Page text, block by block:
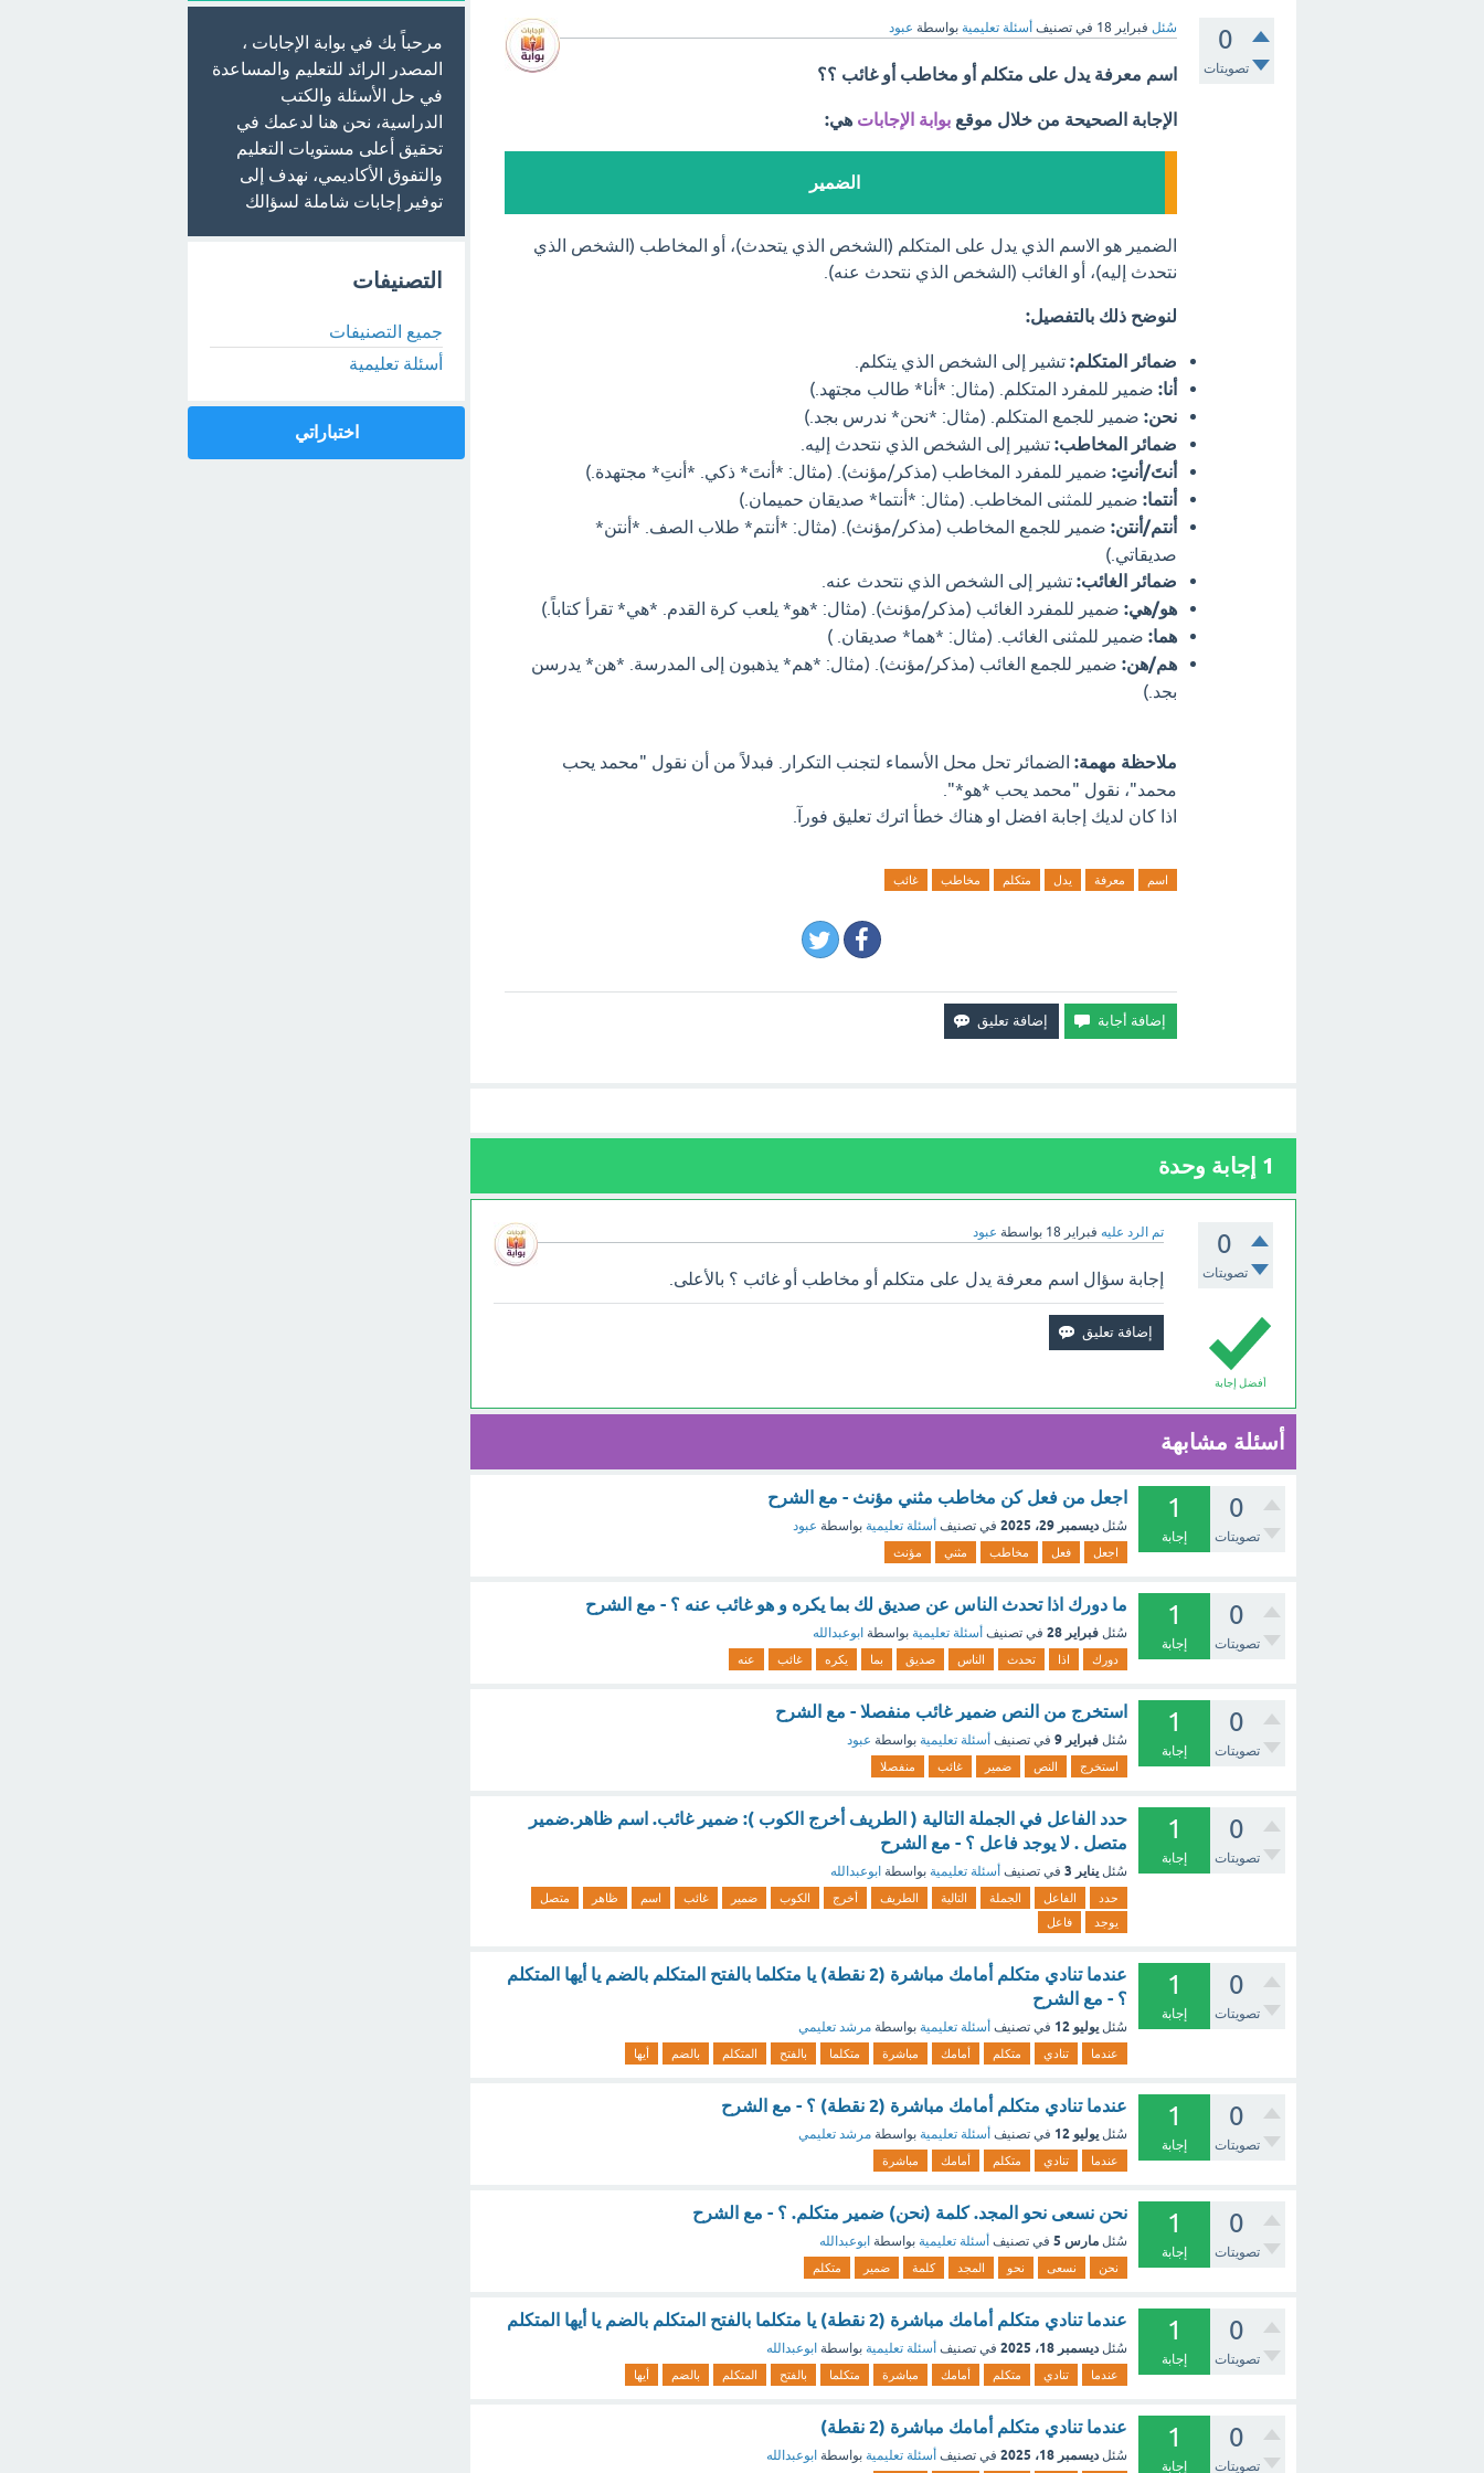
0
تصويتات
سُئل فبراير 18 في تصنيف أسئلة تعليمية بواسطة عبود
اسم معرفة يدل على متكلم أو مخاطب أو غائب ؟؟
الإجابة الصحيحة من خلال موقع بوابة الإجابات هي:
الضمير
الضمير هو الاسم الذي يدل على المتكلم (الشخص الذي يتحدث)، أو المخاطب (الشخص الذي
نتحدث إليه)، أو الغائب (الشخص الذي نتحدث عنه).
لنوضح ذلك بالتفصيل:
ضمائر المتكلم: تشير إلى الشخص الذي يتكلم.
أنا: ضمير للمفرد المتكلم. (مثال: *أنا* طالب مجتهد.)
نحن: ضمير للجمع المتكلم. (مثال: *نحن* ندرس بجد.)
ضمائر المخاطب: تشير إلى الشخص الذي نتحدث إليه.
أنتَ/أنتِ: ضمير للمفرد المخاطب (مذكر/مؤنث). (مثال: *أنتَ* ذكي. *أنتِ* مجتهدة.)
أنتما: ضمير للمثنى المخاطب. (مثال: *أنتما* صديقان حميمان.)
أنتم/أنتن: ضمير للجمع المخاطب (مذكر/مؤنث). (مثال: *أنتم* طلاب الصف. *أنتن*
صديقاتي.)
ضمائر الغائب: تشير إلى الشخص الذي نتحدث عنه.
هو/هي: ضمير للمفرد الغائب (مذكر/مؤنث). (مثال: *هو* يلعب كرة القدم. *هي* تقرأ كتاباً.)
هما: ضمير للمثنى الغائب. (مثال: *هما* صديقان. )
هم/هن: ضمير للجمع الغائب (مذكر/مؤنث). (مثال: *هم* يذهبون إلى المدرسة. *هن* يدرسن
بجد.)
ملاحظة مهمة: الضمائر تحل محل الأسماء لتجنب التكرار. فبدلاً من أن نقول "محمد يحب
محمد"، نقول "محمد يحب *هو*".
اذا كان لديك إجابة افضل او هناك خطأ اترك تعليق فورآ.
اسم معرفة يدل متكلم مخاطب غائب
1 إجابة وحدة
0
تصويتات
تم الرد عليه فبراير 18 بواسطة عبود
أفضل إجابة
إجابة سؤال اسم معرفة يدل على متكلم أو مخاطب أو غائب ؟ بالأعلى.
أسئلة مشابهة
0
تصويتات
1
إجابة
اجعل من فعل كن مخاطب مثني مؤنث - مع الشرح
سُئل ديسمبر 29، 2025 في تصنيف أسئلة تعليمية بواسطة عبود
اجعل فعل مخاطب مثني مؤنث
0
تصويتات
1
إجابة
ما دورك اذا تحدث الناس عن صديق لك بما يكره و هو غائب عنه ؟ - مع الشرح
سُئل فبراير 28 في تصنيف أسئلة تعليمية بواسطة ابوعبدالله
دورك اذا تحدث الناس صديق بما يكره غائب عنه
0
تصويتات
1
إجابة
استخرج من النص ضمير غائب منفصلا - مع الشرح
سُئل فبراير 9 في تصنيف أسئلة تعليمية بواسطة عبود
استخرج النص ضمير غائب منفصلا
0
تصويتات
1
إجابة
حدد الفاعل في الجملة التالية ( الطريف أخرج الكوب ): ضمير غائب. اسم ظاهر.ضمير
متصل . لا يوجد فاعل ؟ - مع الشرح
سُئل يناير 3 في تصنيف أسئلة تعليمية بواسطة ابوعبدالله
حدد الفاعل الجملة التالية الطريف أخرج الكوب ضمير غائب اسم ظاهر
متصل
يوجد
فاعل
0
تصويتات
1
إجابة
عندما تنادي متكلم أمامك مباشرة (2 نقطة) يا متكلما بالفتح المتكلم بالضم يا أيها المتكلم
؟ - مع الشرح
سُئل يوليو 12 في تصنيف أسئلة تعليمية بواسطة مرشد تعليمي
عندما تنادي متكلم أمامك مباشرة متكلما بالفتح المتكلم بالضم أيها
0
تصويتات
1
إجابة
عندما تنادي متكلم أمامك مباشرة (2 نقطة) ؟ - مع الشرح
سُئل يوليو 12 في تصنيف أسئلة تعليمية بواسطة مرشد تعليمي
عندما تنادي متكلم أمامك مباشرة
0
تصويتات
1
إجابة
نحن نسعى نحو المجد. كلمة (نحن) ضمير متكلم. ؟ - مع الشرح
سُئل مارس 5 في تصنيف أسئلة تعليمية بواسطة ابوعبدالله
نحن نسعى نحو المجد كلمة ضمير متكلم
0
تصويتات
1
إجابة
عندما تنادي متكلم أمامك مباشرة (2 نقطة) يا متكلما بالفتح المتكلم بالضم يا أيها المتكلم
سُئل ديسمبر 18، 2025 في تصنيف أسئلة تعليمية بواسطة ابوعبدالله
عندما تنادي متكلم أمامك مباشرة متكلما بالفتح المتكلم بالضم أيها
0
تصويتات
1
إجابة
عندما تنادي متكلم أمامك مباشرة (2 نقطة)
سُئل ديسمبر 18، 2025 في تصنيف أسئلة تعليمية بواسطة ابوعبدالله
مرحباً بك في بوابة الإجابات ،
المصدر الرائد للتعليم والمساعدة
في حل الأسئلة والكتب
الدراسية، نحن هنا لدعمك في
تحقيق أعلى مستويات التعليم
والتفوق الأكاديمي، نهدف إلى
توفير إجابات شاملة لسؤالك
التصنيفات
جميع التصنيفات
أسئلة تعليمية
اختباراتي